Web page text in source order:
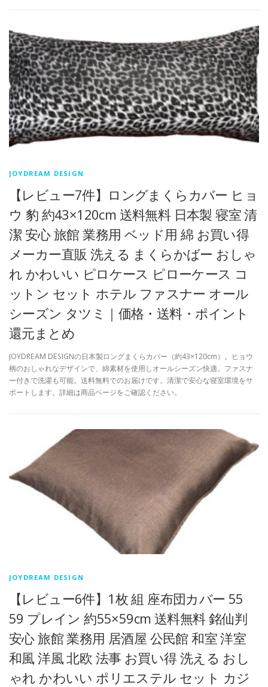
JOYDREAM DESIGN
【レビュー7件】ロングまくらカバー ヒョ
ウ 豹 約43×120cm 送料無料 日本製 寝室 清
潔 安心 旅館 業務用 ベッド用 綿 お買い得
メーカー直販 洗える まくらかばー おしゃ
れ かわいい ピロケース ピローケース コ
ットン セット ホテル ファスナー オール
シーズン タツミ｜価格・送料・ポイント
還元まとめ
JOYDREAM DESIGNの日本製ロングまくらカバー（約43×120cm）。ヒョウ
柄のおしゃれなデザインで、綿素材を使用しオールシーズン快適。ファスナ
ー付きで洗濯も可能。送料無料でのお届けです。清潔で安心な寝室環境をサ
ポートします。詳細は商品ページをご確認ください。
JOYDREAM DESIGN
【レビュー6件】1枚 組 座布団カバー 55
59 プレイン 約55×59cm 送料無料 銘仙判
安心 旅館 業務用 居酒屋 公民館 和室 洋室
和風 洋風 北欧 法事 お買い得 洗える おし
ゃれ かわいい ポリエステル セット カジ